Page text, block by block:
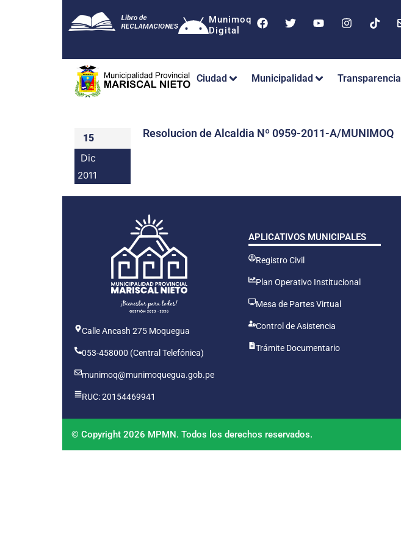
Munimoq
Digital
Ciudad Municipalidad Transparencia
15
Dic
2011
Resolucion de Alcaldia Nº 0959-2011-A/MUNIMOQ
Calle Ancash 275 Moquegua
053-458000 (Central Telefónica)
munimoq@munimoquegua.gob.pe
RUC: 20154469941
APLICATIVOS MUNICIPALES
Registro Civil
Plan Operativo Institucional
Mesa de Partes Virtual
Control de Asistencia
Trámite Documentario
© Copyright 2026 MPMN. Todos los derechos reservados.